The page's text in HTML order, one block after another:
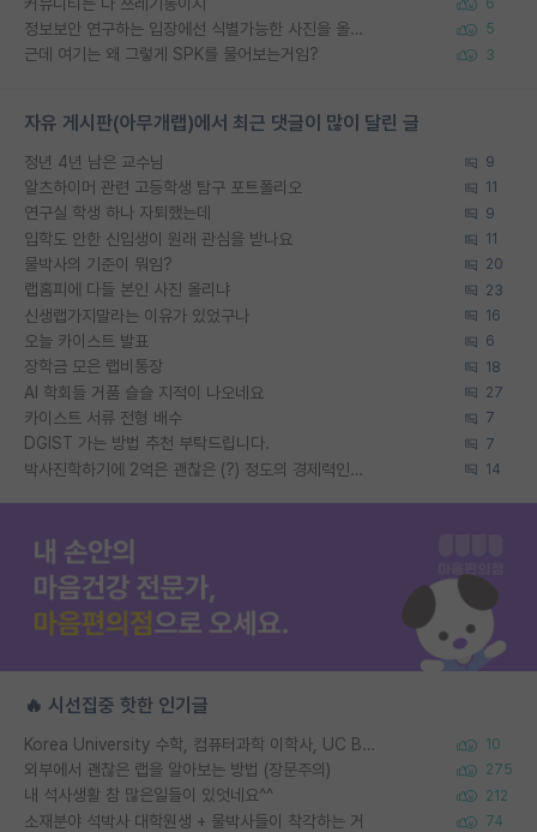
6
정보보안 연구하는 입장에선 식별가능한 사진을 올리는건 비추이긴함 5
근데 여기는 왜 그렇게 SPK를 물어보는거임? 3
자유 게시판(아무개랩)에서 최근 댓글이 많이 달린 글
정년 4년 남은 교수님 9
알츠하이머 관련 고등학생 탐구 포트폴리오 11
연구실 학생 하나 자퇴했는데 9
입학도 안한 신입생이 원래 관심을 받나요 11
물박사의 기준이 뭐임? 20
랩홈피에 다들 본인 사진 올리냐 23
신생랩가지말라는 이유가 있었구나 16
오늘 카이스트 발표 6
장학금 모은 랩비통장 18
AI 학회들 거품 슬슬 지적이 나오네요 27
카이스트 서류 전형 배수 7
DGIST 가는 방법 추천 부탁드립니다. 7
박사진학하기에 2억은 괜찮은 (?) 정도의 경제력인가요 14
🔥 시선집중 핫한 인기글
Korea University 수학, 컴퓨터과학 이학사, UC Berkeley 산업공학 대학원 공학박사가 되는 것은 쉽지 않겠죠? 10
외부에서 괜찮은 랩을 알아보는 방법 (장문주의) 275
내 석사생활 참 많은일들이 있엇네요^^ 212
소재분야 석박사 대학원생 + 물박사들이 착각하는 거 74